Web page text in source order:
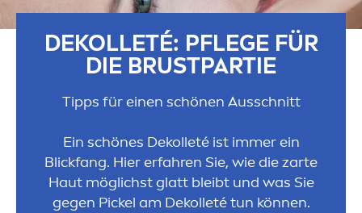
DEKOLLETÉ: PFLEGE FÜR
DIE BRUSTPARTIE
Tipps für einen schönen Ausschnitt
Ein schönes Dekolleté ist immer ein
Blickfang. Hier erfahren Sie, wie die zarte
Haut möglichst glatt bleibt und was Sie
gegen Pickel am Dekolleté tun können.